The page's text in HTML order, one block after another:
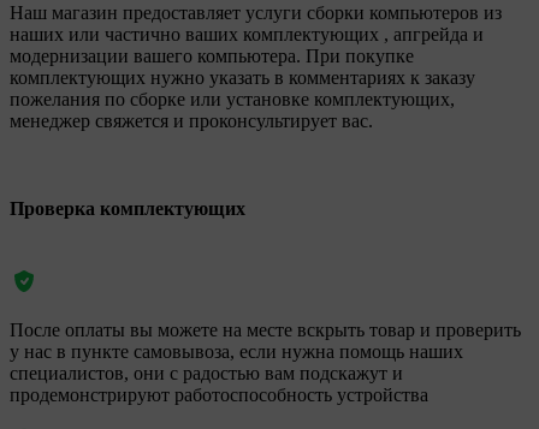
Наш магазин предоставляет услуги сборки компьютеров из
наших или частично ваших комплектующих , апгрейда и
модернизации вашего компьютера. При покупке
комплектующих нужно указать в комментариях к заказу
пожелания по сборке или установке комплектующих,
менеджер свяжется и проконсультирует вас.
Проверка комплектующих
После оплаты вы можете на месте вскрыть товар и проверить
у нас в пункте самовывоза, если нужна помощь наших
специалистов, они с радостью вам подскажут и
продемонстрируют работоспособность устройства